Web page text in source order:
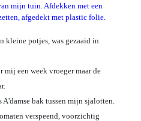
mijn tuin. Afdekken met een
afgedekt met plastic folie.
potjes, was gezaaid in
een week vroeger maar de
bak tussen mijn sjalotten.
verspeend, voorzichtig